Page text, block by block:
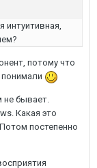
интуитивная,
потому что
бывает.
Какая это
постепенно